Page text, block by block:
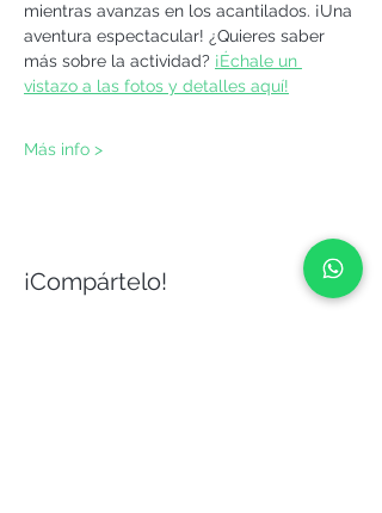
mientras avanzas en los acantilados. ¡Una
aventura espectacular! ¿Quieres saber
más sobre la actividad? ¡Échale un
vistazo a las fotos y detalles aquí!
Más info >
¡Compártelo!